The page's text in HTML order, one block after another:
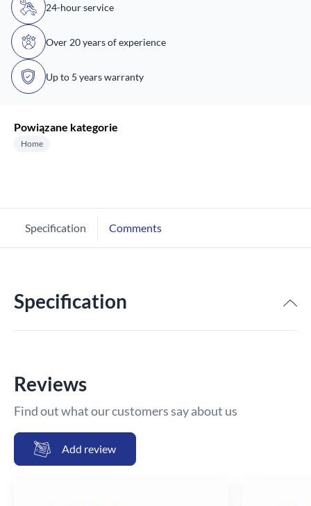
24-hour service
Over 20 years of experience
Up to 5 years warranty
Powiązane kategorie
Home
Specification Comments
Specification
Reviews
Find out what our customers say about us
Add review